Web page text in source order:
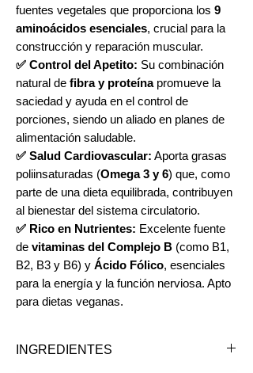
fuentes vegetales que proporciona los 9
aminoácidos esenciales, crucial para la
construcción y reparación muscular.
✅ Control del Apetito: Su combinación
natural de fibra y proteínapromueve la
saciedad y ayuda en el control de
porciones, siendo un aliado en planes de
alimentación saludable.
✅ Salud Cardiovascular: Aporta grasas
poliinsaturadas (Omega 3 y 6) que, como
parte de una dieta equilibrada, contribuyen
al bienestar del sistema circulatorio.
✅ Rico en Nutrientes: Excelente fuente
de vitaminas del Complejo B (como B1,
B2, B3 y B6) y Ácido Fólico, esenciales
para la energía y la función nerviosa. Apto
para dietas veganas.
INGREDIENTES